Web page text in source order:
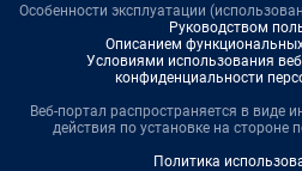
Особенности эксплуатации
Руководством
Описанием
Условиями использования
конфиденциальности
Веб-портал распространяется в виде
действия по установке на стороне
Политика